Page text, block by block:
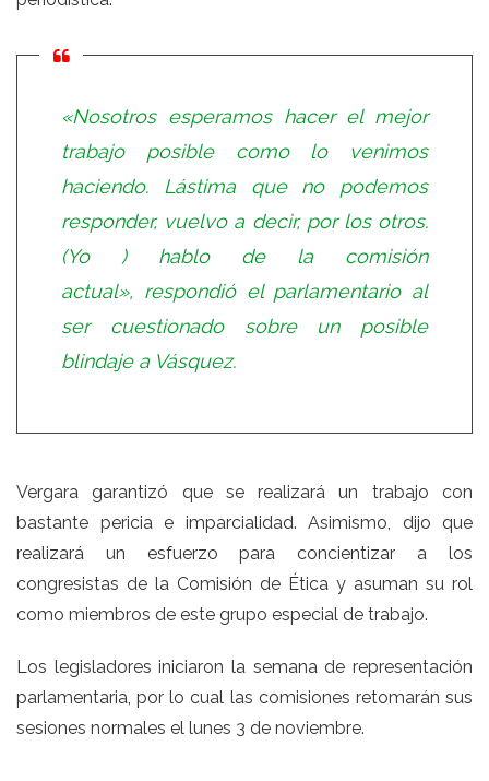
«Nosotros esperamos hacer el mejor
trabajo posible como lo venimos
haciendo. Lástima que no podemos
responder, vuelvo a decir, por los otros.
(Yo ) hablo de la comisión
actual», respondió el parlamentario al
ser cuestionado sobre un posible
blindaje a Vásquez.
Vergara garantizó que se realizará un trabajo con
bastante pericia e imparcialidad. Asimismo, dijo que
realizará un esfuerzo para concientizar a los
congresistas de la Comisión de Ética y asuman su rol
como miembros de este grupo especial de trabajo.
Los legisladores iniciaron la semana de representación
parlamentaria, por lo cual las comisiones retomarán sus
sesiones normales el lunes 3 de noviembre.